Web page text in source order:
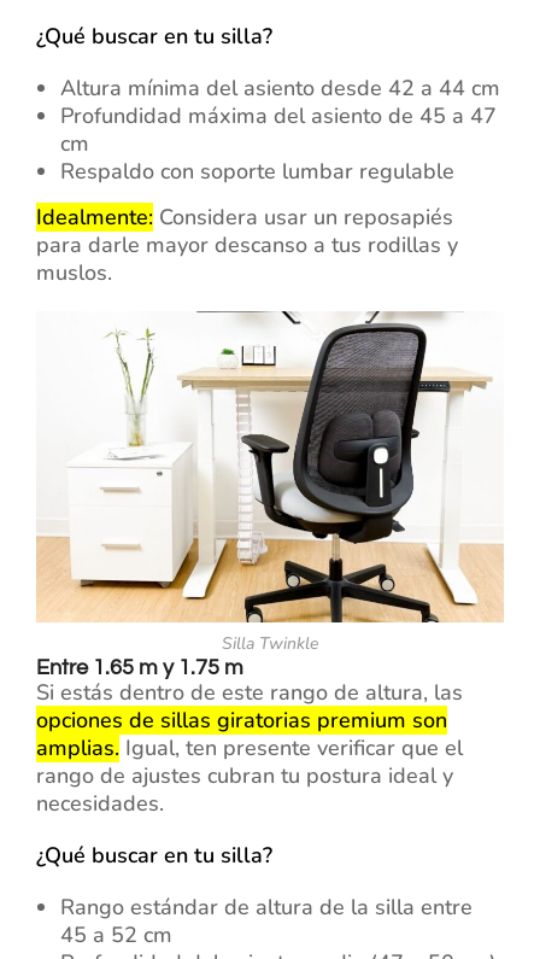
¿Qué buscar en tu silla?
Altura mínima del asiento desde 42 a 44 cm
Profundidad máxima del asiento de 45 a 47
cm
Respaldo con soporte lumbar regulable
Idealmente: Considera usar un reposapiés
para darle mayor descanso a tus rodillas y
muslos.
Silla Twinkle
Entre 1.65 m y 1.75 m
Si estás dentro de este rango de altura, las
opciones de sillas giratorias premium son
amplias. Igual, ten presente verificar que el
rango de ajustes cubran tu postura ideal y
necesidades.
¿Qué buscar en tu silla?
Rango estándar de altura de la silla entre
45 a 52 cm